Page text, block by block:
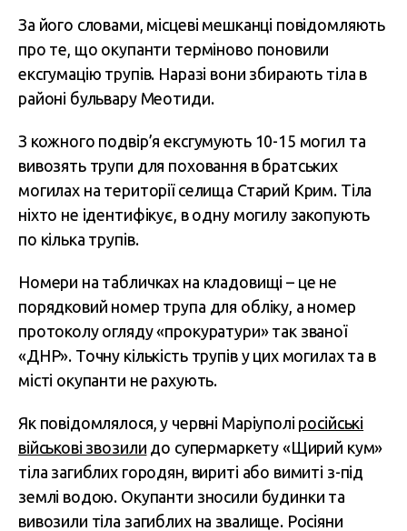
За його словами, місцеві мешканці повідомляють
про те, що окупанти терміново поновили
ексгумацію трупів. Наразі вони збирають тіла в
районі бульвару Меотиди.
З кожного подвір’я ексгумують 10-15 могил та
вивозять трупи для поховання в братських
могилах на території селища Старий Крим. Тіла
ніхто не ідентифікує, в одну могилу закопують
по кілька трупів.
Номери на табличках на кладовищі – це не
порядковий номер трупа для обліку, а номер
протоколу огляду «прокуратури» так званої
«ДНР». Точну кількість трупів у цих могилах та в
місті окупанти не рахують.
Як повідомлялося, у червні Маріуполі російські
військові звозили до супермаркету «Щирий кум»
тіла загиблих городян, вириті або вимиті з-під
землі водою. Окупанти зносили будинки та
вивозили тіла загиблих на звалище. Росіяни